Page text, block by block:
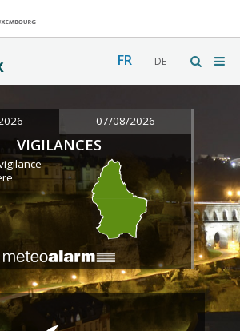
FR DE
07/08/2026
VIGILANCES